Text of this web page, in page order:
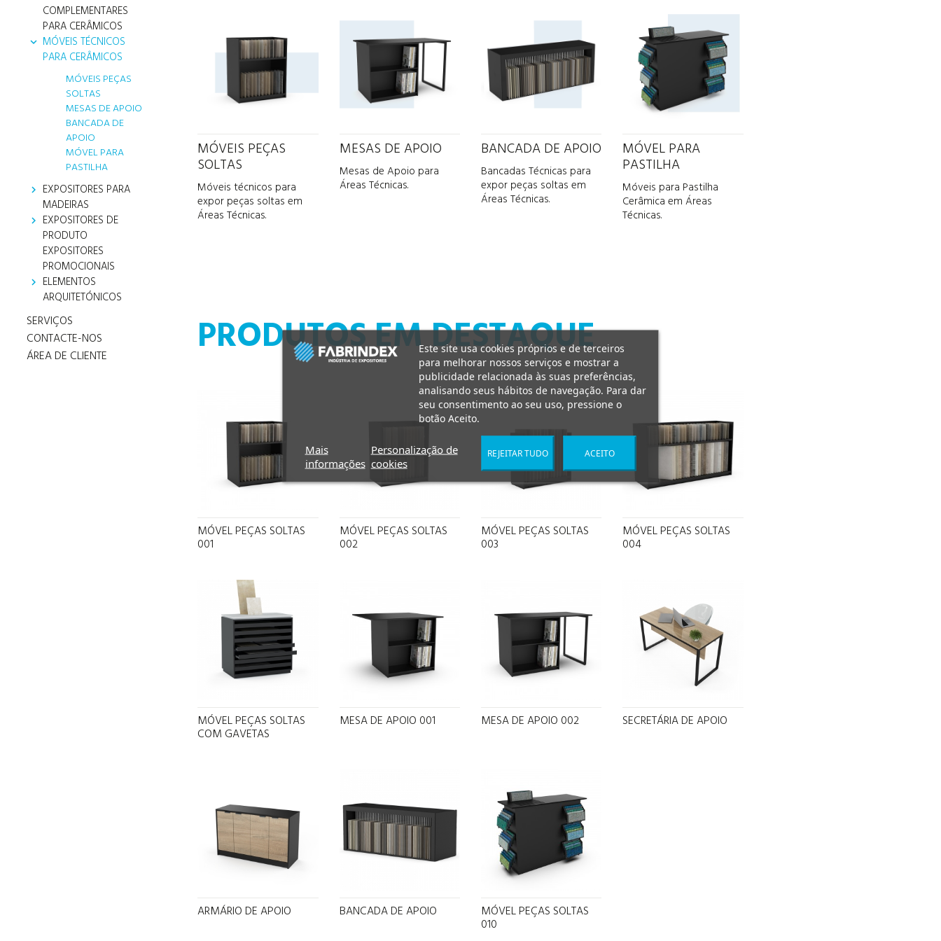
COMPLEMENTARES
PARA CERÂMICOS
keyboard_arrow_down MÓVEIS TÉCNICOS
PARA CERÂMICOS
MÓVEIS PEÇAS
SOLTAS
MESAS DE APOIO
BANCADA DE
APOIO
MÓVEL PARA
PASTILHA
keyboard_arrow_right
EXPOSITORES PARA
MADEIRAS
keyboard_arrow_right
EXPOSITORES DE
PRODUTO
EXPOSITORES
PROMOCIONAIS
keyboard_arrow_right
ELEMENTOS
ARQUITETÓNICOS
SERVIÇOS
CONTACTE-NOS
ÁREA DE CLIENTE
MÓVEIS PEÇAS
SOLTAS
Móveis técnicos para
expor peças soltas em
Áreas Técnicas.
MESAS DE APOIO
Mesas de Apoio para
Áreas Técnicas.
BANCADA DE APOIO
Bancadas Técnicas para
expor peças soltas em
Áreas Técnicas.
MÓVEL PARA
PASTILHA
Móveis para Pastilha
Cerâmica em Áreas
Técnicas.
PRODUTOS EM DESTAQUE
MÓVEL PEÇAS SOLTAS
001
MÓVEL PEÇAS SOLTAS
002
MÓVEL PEÇAS SOLTAS
003
MÓVEL PEÇAS SOLTAS
004
MÓVEL PEÇAS SOLTAS
COM GAVETAS
MESA DE APOIO 001 MESA DE APOIO 002 SECRETÁRIA DE APOIO
ARMÁRIO DE APOIO BANCADA DE APOIO MÓVEL PEÇAS SOLTAS
010
Este site usa cookies próprios e de terceiros
para melhorar nossos serviços e mostrar a
publicidade relacionada às suas preferências,
analisando seus hábitos de navegação. Para dar
seu consentimento ao seu uso, pressione o
botão Aceito.
Mais
informações
Personalização de
cookies
REJEITAR TUDO ACEITO